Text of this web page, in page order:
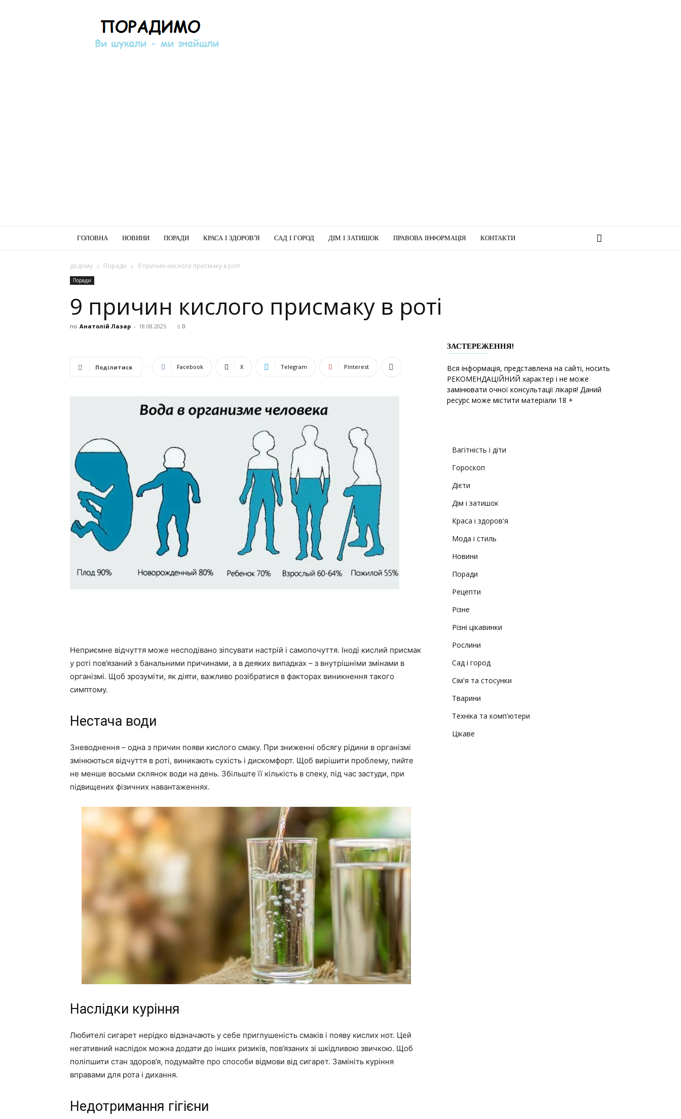
Порадимо
ГОЛОВНА НОВИНИ ПОРАДИ КРАСА І ЗДОРОВ’Я САД І ГОРОД ДІМ І ЗАТИШОК ПРАВОВА ІНФОРМАЦІЯ КОНТАКТИ
додому Поради 9 причин кислого присмаку в роті
Поради
9 причин кислого присмаку в роті
по Анатолій Лазар - 18.08.2025 0
Поділитися Facebook X Telegram Pinterest
Неприємне відчуття може несподівано зіпсувати настрій і самопочуття. Іноді кислий присмак
у роті пов’язаний з банальними причинами, а в деяких випадках – з внутрішніми змінами в
організмі. Щоб зрозуміти, як діяти, важливо розібратися в факторах виникнення такого
симптому.
Нестача води
Зневоднення – одна з причин появи кислого смаку. При зниженні обсягу рідини в організмі
змінюються відчуття в роті, виникають сухість і дискомфорт. Щоб вирішити проблему, пийте
не менше восьми склянок води на день. Збільште її кількість в спеку, під час застуди, при
підвищених фізичних навантаженнях.
Наслідки куріння
Любителі сигарет нерідко відзначають у себе приглушеність смаків і появу кислих нот. Цей
негативний наслідок можна додати до інших ризиків, пов’язаних зі шкідливою звичкою. Щоб
поліпшити стан здоров’я, подумайте про способи відмови від сигарет. Замініть куріння
вправами для рота і дихання.
Недотримання гігієни
ЗАСТЕРЕЖЕННЯ!
Вся інформація, представлена на сайті, носить
РЕКОМЕНДАЦІЙНИЙ характер і не може
замінювати очної консультації лікаря! Даний
ресурс може містити матеріали 18 +
Вагітність і діти
Гороскоп
Дієти
Дім і затишок
Краса і здоров'я
Мода і стиль
Новини
Поради
Рецепти
Різне
Різні цікавинки
Рослини
Сад і город
Сім'я та стосунки
Тварини
Техніка та комп'ютери
Цікаве